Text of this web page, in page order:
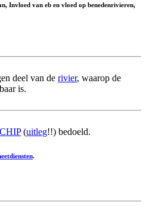
Invloed van eb en vloed op benedenrivieren,
deel van de rivier, waarop de
is.
(uitleg!!) bedoeld.
.